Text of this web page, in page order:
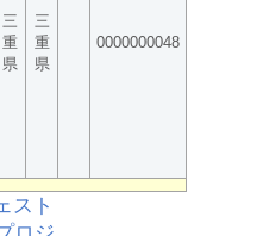
三
重
県
三
重
県
0000000048